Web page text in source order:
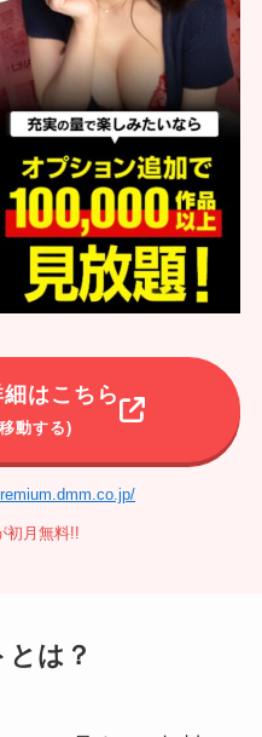
はこちら
動する)
初月無料!!
は？